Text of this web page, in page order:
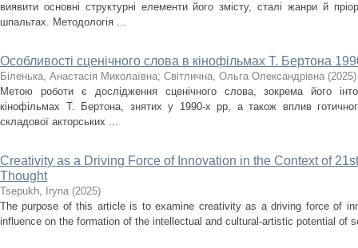
виявити основні структурні елементи його змісту, сталі жанри й
шпальтах. Методологія ...
Особливості сценічного слова в кінофільмах Т. Бертона
Біленька, Анастасія Миколаївна; Світлична, Ольга Олександрівна (2025)
Метою роботи є дослідження сценічного слова, зокрема його
кінофільмах Т. Бертона, знятих у 1990-х рр, а також вплив
складової акторських ...
Creativity as a Driving Force of Innovation in the Context of
Thought
Tsepukh, Iryna (2025)
The purpose of this article is to examine creativity as a driving force of
influence on the formation of the intellectual and cultural-artistic potential of